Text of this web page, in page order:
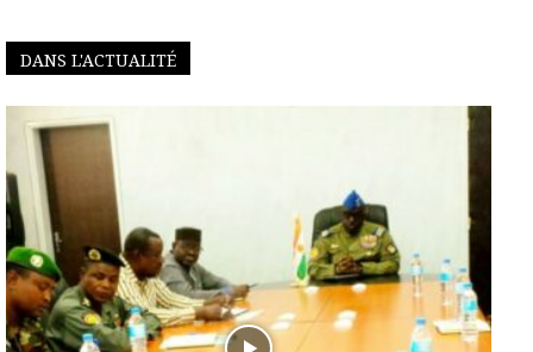
DANS L'ACTUALITÉ